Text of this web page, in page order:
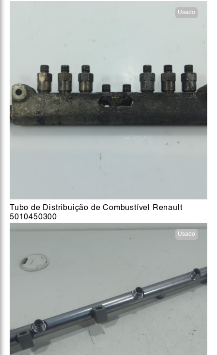
Usado
Tubo de Distribuição de Combustível Renault
5010450300
Usado